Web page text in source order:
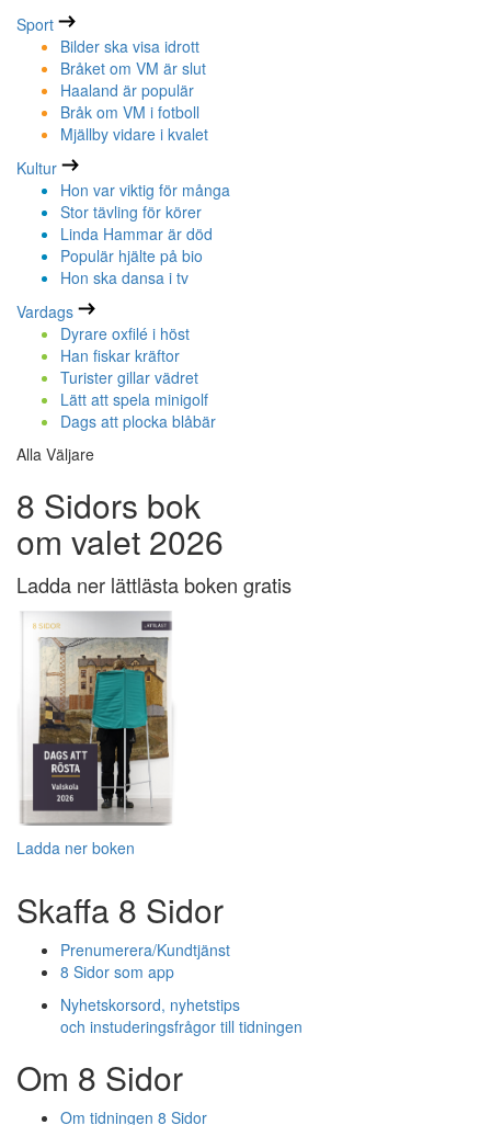
Sport
Bilder ska visa idrott
Bråket om VM är slut
Haaland är populär
Bråk om VM i fotboll
Mjällby vidare i kvalet
Kultur
Hon var viktig för många
Stor tävling för körer
Linda Hammar är död
Populär hjälte på bio
Hon ska dansa i tv
Vardags
Dyrare oxfilé i höst
Han fiskar kräftor
Turister gillar vädret
Lätt att spela minigolf
Dags att plocka blåbär
Alla Väljare
8 Sidors bok
om valet 2026
Ladda ner lättlästa boken gratis
Ladda ner boken
Skaffa 8 Sidor
Prenumerera/Kundtjänst
8 Sidor som app
Nyhetskorsord, nyhetstips
och instuderingsfrågor till tidningen
Om 8 Sidor
Om tidningen 8 Sidor